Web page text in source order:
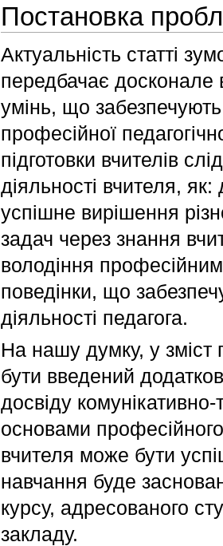
Постановка
Актуальність статті
передбачає досконале
умінь, що
професійної
підготовки вчителів
діяльності вчителя,
успішне вирішення
задач через знання
володіння
поведінки, що
діяльності педагога.
На нашу думку, у зміст
бути введений
досвіду
основами
вчителя може бути
навчання буде
курсу, адресованого
закладу.